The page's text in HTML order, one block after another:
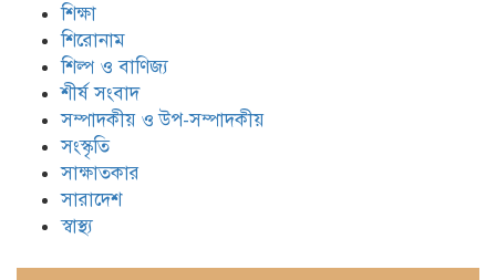
শিক্ষা
শিরোনাম
শিল্প ও বাণিজ্য
শীর্ষ সংবাদ
সম্পাদকীয় ও উপ-সম্পাদকীয়
সংস্কৃতি
সাক্ষাতকার
সারাদেশ
স্বাস্থ্য